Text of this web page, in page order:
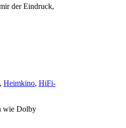
der Eindruck,
Heimkino, HiFi-
wie Dolby